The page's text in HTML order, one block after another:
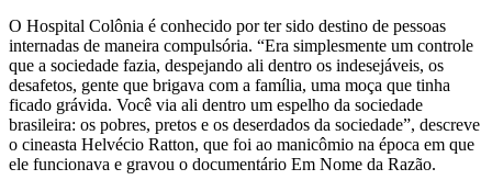
O Hospital Colônia é conhecido por ter sido destino de pessoas
internadas de maneira compulsória. “Era simplesmente um controle
que a sociedade fazia, despejando ali dentro os indesejáveis, os
desafetos, gente que brigava com a família, uma moça que tinha
ficado grávida. Você via ali dentro um espelho da sociedade
brasileira: os pobres, pretos e os deserdados da sociedade”, descreve
o cineasta Helvécio Ratton, que foi ao manicômio na época em que
ele funcionava e gravou o documentário Em Nome da Razão.